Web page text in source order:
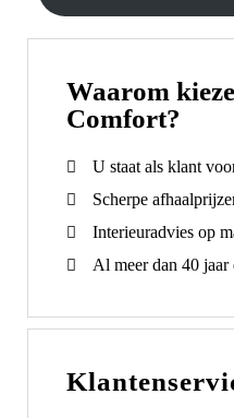
Waarom
Comfort?
U staat als klant
Scherpe
Interieuradvies op
Al meer dan 40 jaar